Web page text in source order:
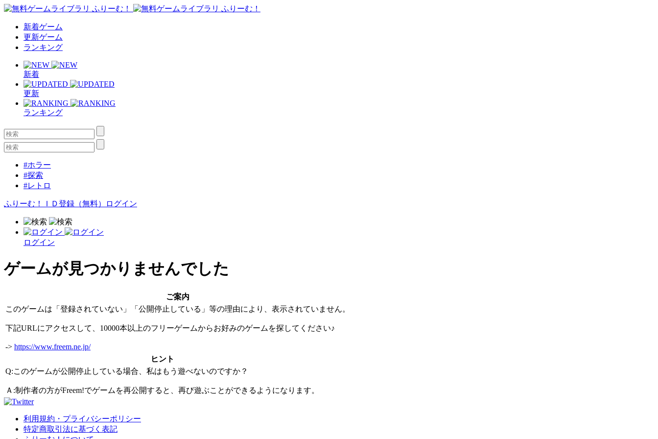
新着ゲーム
更新ゲーム
ランキング
新着
更新
ランキング
#ホラー
#探索
#レトロ
ふりーむ！ＩＤ登録（無料） ログイン
ログイン
ゲームが見つかりませんでした
ご案内
このゲームは「登録されていない」「公開停止している」等の理由により、表示されていません。
下記URLにアクセスして、10000本以上のフリーゲームからお好みのゲームを探してください♪
-> https://www.freem.ne.jp/
ヒント
Q:このゲームが公開停止している場合、私はもう遊べないのですか？
Ａ:制作者の方がFreem!でゲームを再公開すると、再び遊ぶことができるようになります。
利用規約・プライバシーポリシー
特定商取引法に基づく表記